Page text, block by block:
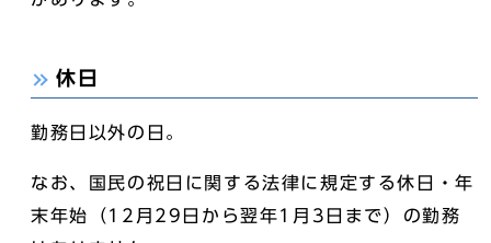
休日
勤務日以外の日。
なお、国民の祝日に関する法律に規定する休日・年
末年始（12月29日から翌年1月3日まで）の勤務